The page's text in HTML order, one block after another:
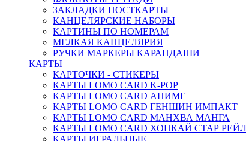
ЗАКЛАДКИ ПОСТКАРТЫ
КАНЦЕЛЯРСКИЕ НАБОРЫ
КАРТИНЫ ПО НОМЕРАМ
МЕЛКАЯ КАНЦЕЛЯРИЯ
РУЧКИ МАРКЕРЫ КАРАНДАШИ
КАРТЫ
КАРТОЧКИ - СТИКЕРЫ
КАРТЫ LOMO CARD K-POP
КАРТЫ LOMO CARD АНИМЕ
КАРТЫ LOMO CARD ГЕНШИН ИМПАКТ
КАРТЫ LOMO CARD МАНХВА МАНГА
КАРТЫ LOMO CARD ХОНКАЙ СТАР РЕЙЛ
КАРТЫ ИГРАЛЬНЫЕ